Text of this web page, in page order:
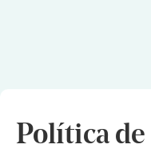
Política